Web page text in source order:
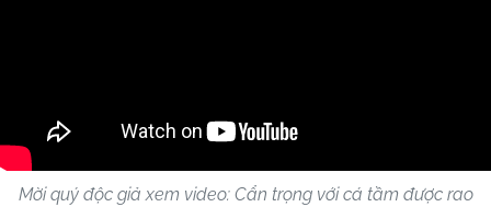
Mời quý độc giả xem video: Cẩn trọng với cá tầm được rao